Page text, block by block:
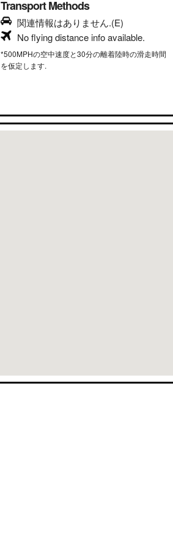
Transport Methods
関連情報はありません.(E)
No flying distance info available.
*500MPHの空中速度と30分の離着陸時の滑走時間
を仮定します.